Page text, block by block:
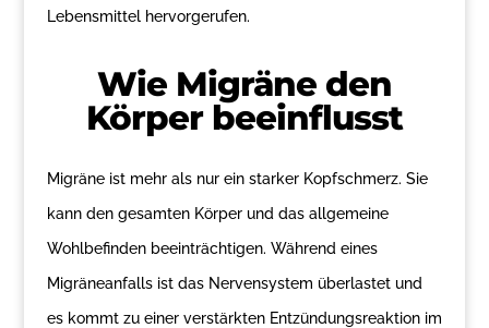
Lebensmittel hervorgerufen.
Wie Migräne den
Körper beeinflusst
Migräne ist mehr als nur ein starker Kopfschmerz. Sie
kann den gesamten Körper und das allgemeine
Wohlbefinden beeinträchtigen. Während eines
Migräneanfalls ist das Nervensystem überlastet und
es kommt zu einer verstärkten Entzündungsreaktion im